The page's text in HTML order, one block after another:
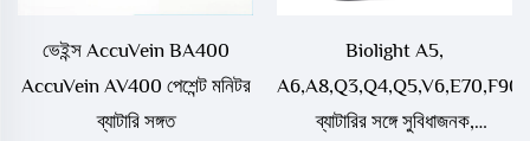
ভেইন্স AccuVein BA400
AccuVein AV400 পেশেন্ট মনিটর
ব্যাটারি সঙ্গত
Biolight A5,
A6,A8,Q3,Q4,Q5,V6,E70,F90
ব্যাটারির সঙ্গে সুবিধাজনক,